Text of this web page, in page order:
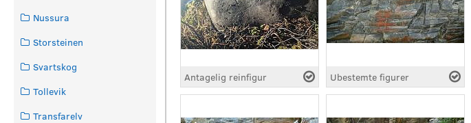
Nussura
Storsteinen
Svartskog
Tollevik
Transfarelv
Antagelig reinfigur Ubestemte figurer